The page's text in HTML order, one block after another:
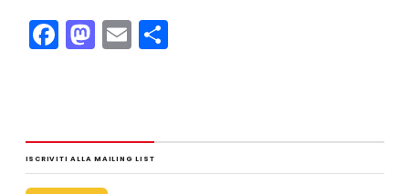
F
b
o
M
d
o
E C
vi
di
ISCRIVITI ALLA MAILING LIST